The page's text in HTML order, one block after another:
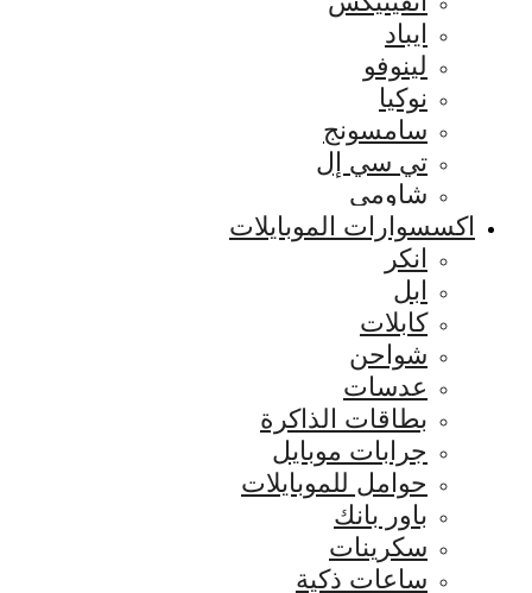
ايباد
لينوفو
نوكيا
سامسونج
تي سي إل
شاومي
اكسسوارات الموبايلات
انكر
ابل
كابلات
شواحن
عدسات
بطاقات الذاكرة
جرابات موبايل
حوامل للموبايلات
باور بانك
سكرينات
ساعات ذكية